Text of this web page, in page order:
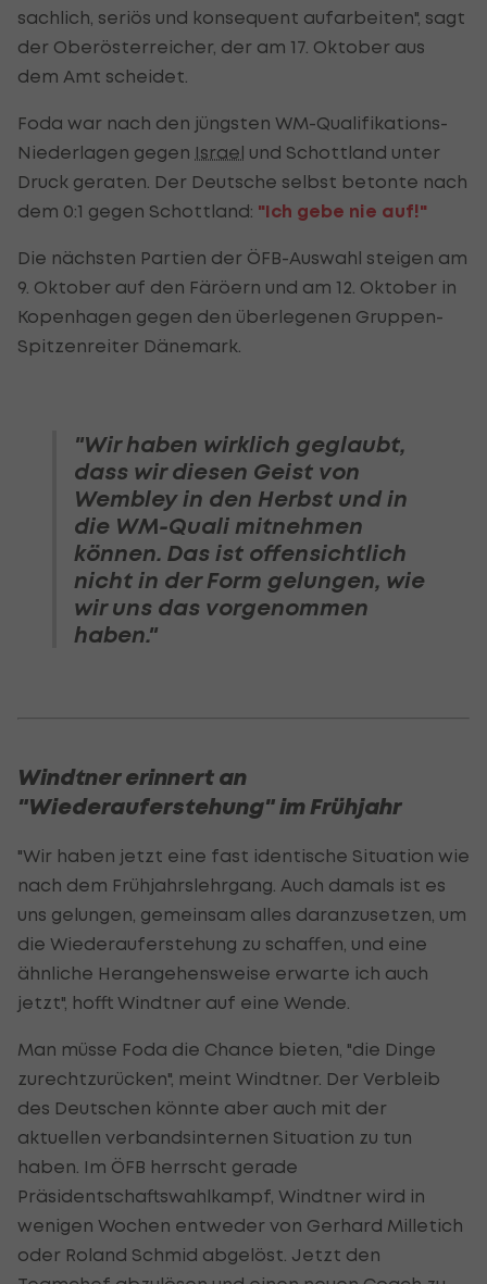
sachlich, seriös und konsequent aufarbeiten", sagt
der Oberösterreicher, der am 17. Oktober aus
dem Amt scheidet.
Foda war nach den jüngsten WM-Qualifikations-
Niederlagen gegen Israel und Schottland unter
Druck geraten. Der Deutsche selbst betonte nach
dem 0:1 gegen Schottland: "Ich gebe nie auf!"
Die nächsten Partien der ÖFB-Auswahl steigen am
9. Oktober auf den Färöern und am 12. Oktober in
Kopenhagen gegen den überlegenen Gruppen-
Spitzenreiter Dänemark.
"Wir haben wirklich geglaubt,
dass wir diesen Geist von
Wembley in den Herbst und in
die WM-Quali mitnehmen
können. Das ist offensichtlich
nicht in der Form gelungen, wie
wir uns das vorgenommen
haben."
Windtner erinnert an
"Wiederauferstehung" im Frühjahr
"Wir haben jetzt eine fast identische Situation wie
nach dem Frühjahrslehrgang. Auch damals ist es
uns gelungen, gemeinsam alles daranzusetzen, um
die Wiederauferstehung zu schaffen, und eine
ähnliche Herangehensweise erwarte ich auch
jetzt", hofft Windtner auf eine Wende.
Man müsse Foda die Chance bieten, "die Dinge
zurechtzurücken", meint Windtner. Der Verbleib
des Deutschen könnte aber auch mit der
aktuellen verbandsinternen Situation zu tun
haben. Im ÖFB herrscht gerade
Präsidentschaftswahlkampf, Windtner wird in
wenigen Wochen entweder von Gerhard Milletich
oder Roland Schmid abgelöst. Jetzt den